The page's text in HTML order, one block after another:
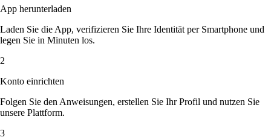
App herunterladen
Laden Sie die App, verifizieren Sie Ihre Identität per Smartphone und
legen Sie in Minuten los.
2
Konto einrichten
Folgen Sie den Anweisungen, erstellen Sie Ihr Profil und nutzen Sie
unsere Plattform.
3